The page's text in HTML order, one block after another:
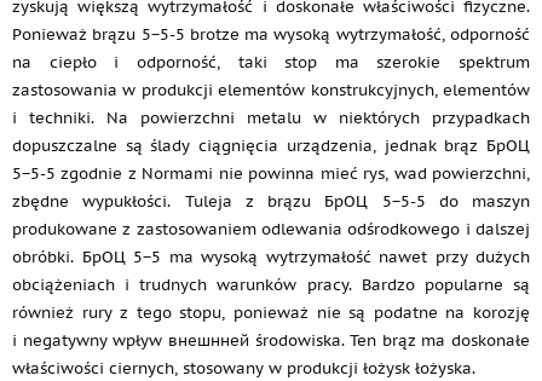
zyskują większą wytrzymałość i doskonałe właściwości fizyczne.
Ponieważ brązu 5−5-5 brotze ma wysoką wytrzymałość, odporność
na ciepło i odporność, taki stop ma szerokie spektrum
zastosowania w produkcji elementów konstrukcyjnych, elementów
i techniki. Na powierzchni metalu w niektórych przypadkach
dopuszczalne są ślady ciągnięcia urządzenia, jednak brąz БрОЦ
5−5-5 zgodnie z Normami nie powinna mieć rys, wad powierzchni,
zbędne wypukłości. Tuleja z brązu БрОЦ 5−5-5 do maszyn
produkowane z zastosowaniem odlewania odśrodkowego i dalszej
obróbki. БрОЦ 5−5 ma wysoką wytrzymałość nawet przy dużych
obciążeniach i trudnych warunków pracy. Bardzo popularne są
również rury z tego stopu, ponieważ nie są podatne na korozję
i negatywny wpływ внешнней środowiska. Ten brąz ma doskonałe
właściwości ciernych, stosowany w produkcji łożysk łożyska.